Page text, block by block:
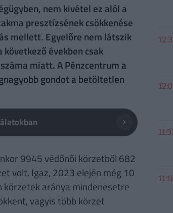
nem kivétel ez alól a
presztízsének csökkenése
mellett. Egyelőre nem látszik
években csak
miatt. A Pénzcentrum a
gondot a betöltetlen
9945 védőnői körzetből 682
volt. Igaz, 2023 elején még 10
körzetek aránya mindenesetre
vagyis több körzet